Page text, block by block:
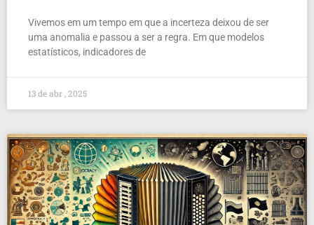
Vivemos em um tempo em que a incerteza deixou de ser
uma anomalia e passou a ser a regra. Em que modelos
estatísticos, indicadores de
13 de abr , 2025